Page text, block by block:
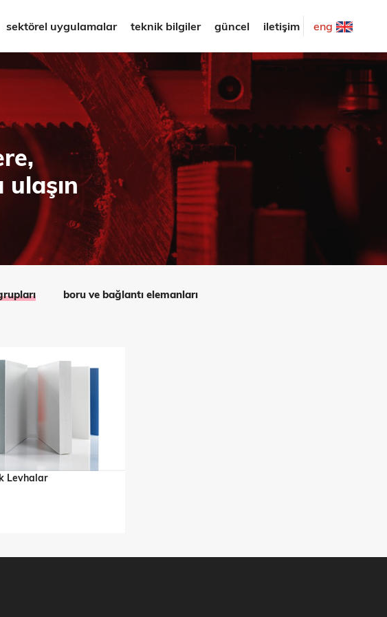
sektörel uygulamalar teknik bilgiler güncel iletişim eng
boru ve bağlantı elemanları
Levhalar